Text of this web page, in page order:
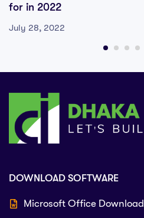
for in 2022
July 28, 2022
DOWNLOAD SOFTWARE
Microsoft Office Download